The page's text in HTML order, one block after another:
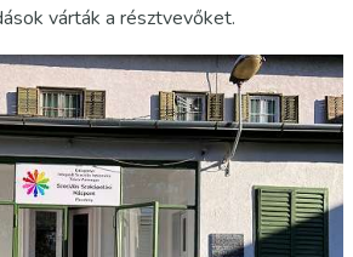
várták a résztvevőket.